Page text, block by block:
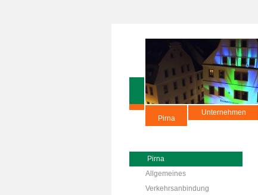
Pirna
Unternehmen
Pirna
Allgemeines
Verkehrsanbindung